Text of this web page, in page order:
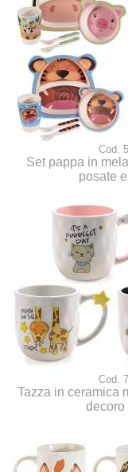
Cod.
Set pappa in
posate
Cod.
Tazza in ceramica
decoro